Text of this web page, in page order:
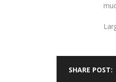
SHARE POST: